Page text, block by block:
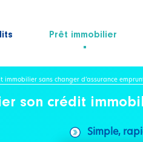
Prêt immobilier
immobilier sans changer d’assurance
son crédit
Simple,